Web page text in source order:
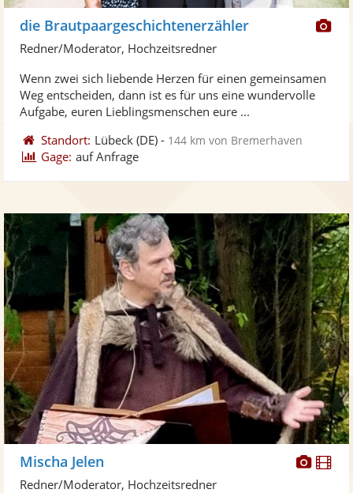
die Brautpaargeschichtenerzähler
Redner/Moderator, Hochzeitsredner
Wenn zwei sich liebende Herzen für einen gemeinsamen
Weg entscheiden, dann ist es für uns eine wundervolle
Aufgabe, euren Lieblingsmenschen eure ...
Standort: Lübeck (DE) - 144 km von Bremerhaven
Gage: auf Anfrage
Mischa Jelen
Redner/Moderator, Hochzeitsredner